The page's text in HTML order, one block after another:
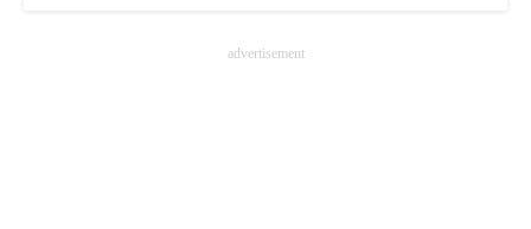
製造業のIT導入・活用を支援advertisement